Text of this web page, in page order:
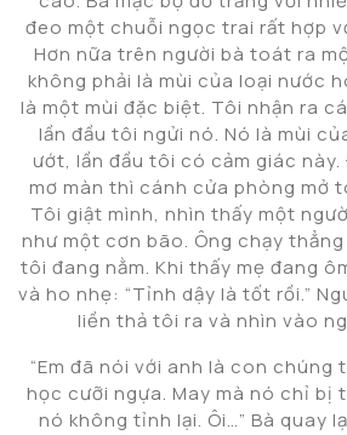
đeo một chuỗi ngọc trai rất hợp
Hơn nữa trên người bà toát ra
không phải là mùi của loại nước
là một mùi đặc biệt. Tôi nhận ra
lần đầu tôi ngửi nó. Nó là mùi
ướt, lần đầu tôi có cảm giác
mơ màn thì cánh cửa phòng mở
Tôi giật mình, nhìn thấy một
như một cơn bão. Ông chạy
tôi đang nằm. Khi thấy mẹ đang
và ho nhẹ: “Tỉnh dậy là tốt rồi.”
liền thả tôi ra và nhìn vào
“Em đã nói với anh là con chúng
học cưỡi ngựa. May mà nó chỉ bị
nó không tỉnh lại. Ôi…” Bà quay